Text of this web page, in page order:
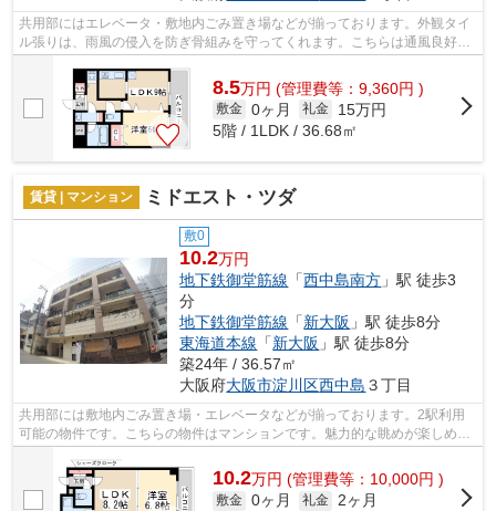
共用部にはエレベータ・敷地内ごみ置き場などが揃っております。外観タイ
ル張りは、雨風の侵入を防ぎ骨組みを守ってくれます。こちらは通風良好な
8.5万円 (管理費等：9,360円 )
敷金 0ヶ月 礼金
15万円
5階 / 1LDK / 36.68㎡
賃貸 | マンション ミドエスト・ツダ
敷0
10.2万円
地下鉄御堂筋線 「西中島南方 」駅 徒歩3
分
地下鉄御堂筋線 「新大阪 」駅 徒歩8分
東海道本線 「新大阪 」駅 徒歩8分
築24年 / 36.57㎡
大阪府大阪市淀川区西中島 ３丁目
共用部には敷地内ごみ置き場・エレベータなどが揃っております。2駅利用
可能の物件です。こちらの物件はマンションです。魅力的な眺めが楽しめる
エリアの物件です。風通しが良く、熱が...
10.2万円 (管理費等：10,000円 )
敷金 0ヶ月 礼金 2ヶ月